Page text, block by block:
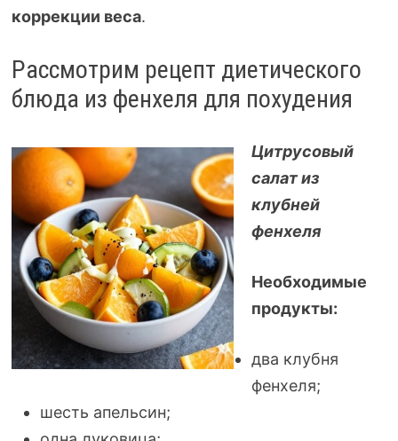
коррекции веса.
Рассмотрим рецепт диетического
блюда из фенхеля для похудения
Цитрусовый
салат из
клубней
фенхеля
Необходимые
продукты:
два клубня
фенхеля;
шесть апельсин;